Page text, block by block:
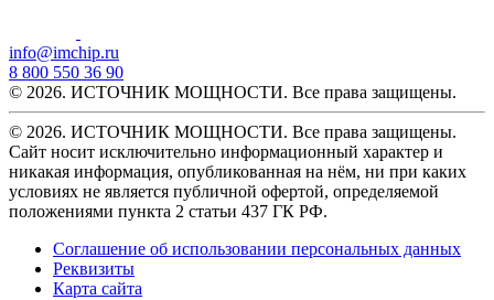
info@imchip.ru
8 800 550 36 90
© 2026. ИСТОЧНИК МОЩНОСТИ. Все права защищены.
© 2026. ИСТОЧНИК МОЩНОСТИ. Все права защищены.
Сайт носит исключительно информационный характер и
никакая информация, опубликованная на нём, ни при каких
условиях не является публичной офертой, определяемой
положениями пункта 2 статьи 437 ГК РФ.
Соглашение об использовании персональных данных
Реквизиты
Карта сайта